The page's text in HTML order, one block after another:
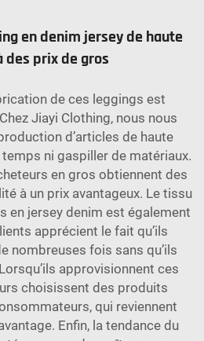
en denim jersey de haute
des prix de gros
de ces leggings est
Jiayi Clothing, nous nous
d’articles de haute
ni gaspiller de matériaux.
en gros obtiennent des
à un prix avantageux. Le tissu
en jersey denim est également
apprécient le fait qu’ils
nombreuses fois sans qu’ils
approvisionnent ces
choisissent des produits
qui reviennent
Enfin, la tendance du